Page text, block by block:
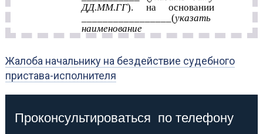
Жалоба начальнику на бездействие судебного
пристава-исполнителя